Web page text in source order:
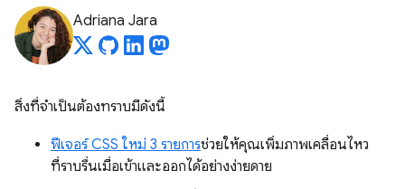
Adriana Jara
สิ่งที่จำเป็นต้องทราบมีดังนี้
ฟีเจอร์ CSS ใหม่ 3 รายการช่วยให้คุณเพิ่มภาพเคลื่อนไหว
ที่ราบรื่นเมื่อเข้าและออกได้อย่างง่ายดาย